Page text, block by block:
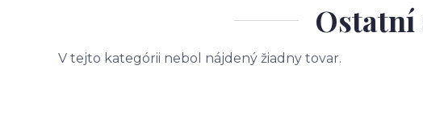
V tejto kategórii nebol nájdený žiadny tovar.